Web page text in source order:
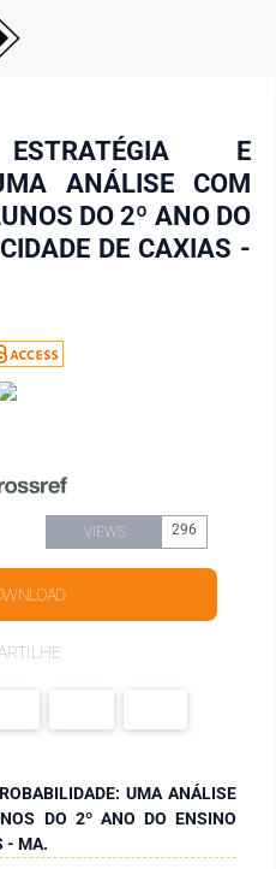
E
ANÁLISE COM
DO 2º ANO DO
DE CAXIAS -
VIEWS 296
UMA ANÁLISE
DO 2º ANO DO ENSINO
- MA.